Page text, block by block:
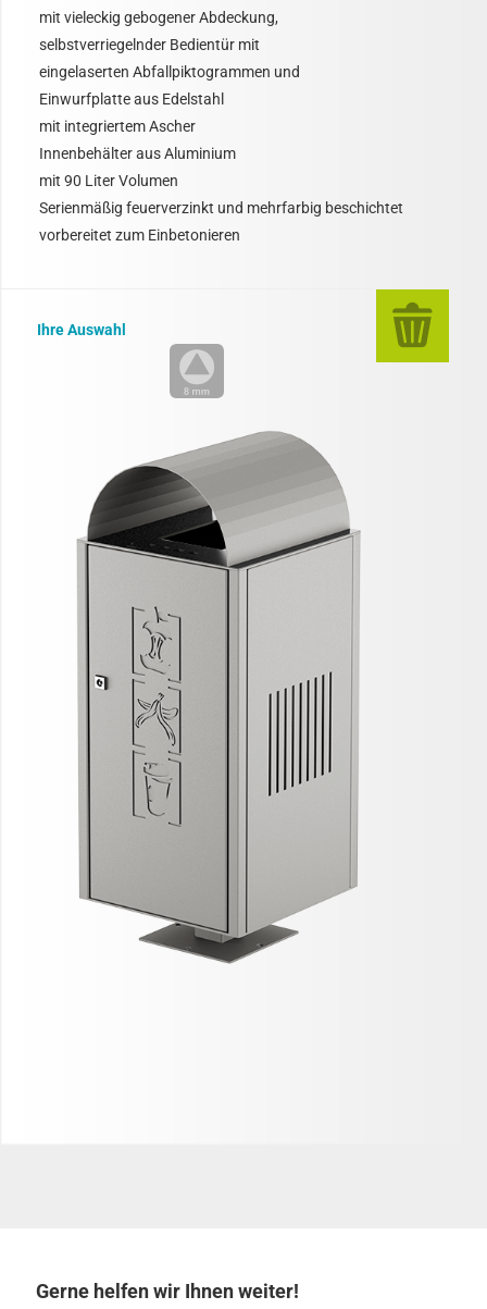
mit vieleckig gebogener Abdeckung,
selbstverriegelnder Bedientür mit
eingelaserten Abfallpiktogrammen und
Einwurfplatte aus Edelstahl
mit integriertem Ascher
Innenbehälter aus Aluminium
mit 90 Liter Volumen
Serienmäßig feuerverzinkt und mehrfarbig beschichtet
vorbereitet zum Einbetonieren
Ihre Auswahl
Gerne helfen wir Ihnen weiter!